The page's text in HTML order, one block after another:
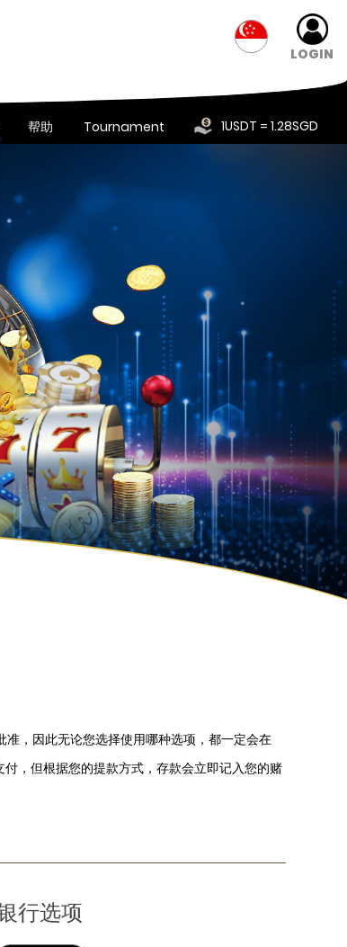
1USDT = 1.28SGD
LOGIN
帮助 Tournament
，因此无论您选择使用哪种选项，都一定会在
，但根据您的提款方式，存款会立即记入您的赌
行选项